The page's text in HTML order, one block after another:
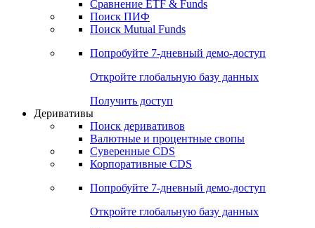
Получить доступ
ETF & Funds
Сравнение ETF & Funds
Поиск Mutual Funds
Попробуйте7-дневный
Откройте глобальную базу данных
Получить доступ
Деривативы
Валютные и процентные свопы
Корпоративные CDS